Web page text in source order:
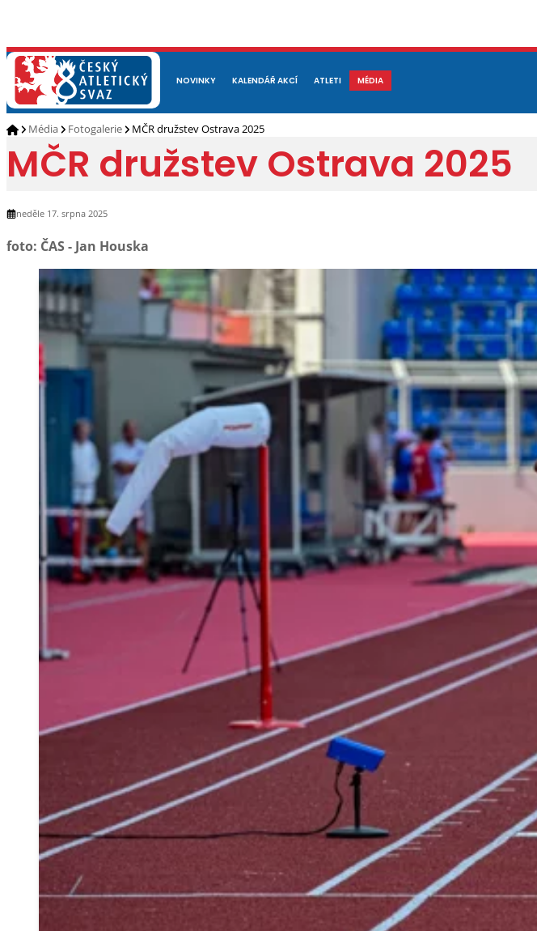
NOVINKY KALENDÁŘ AKCÍ ATLETI MÉDIA
O NÁS ČLENOVÉ DOKUMENTY REPREZENTACE
Média Fotogalerie MČR družstev Ostrava 2025
MČR družstev Ostrava 2025
neděle 17. srpna 2025
foto: ČAS - Jan Houska